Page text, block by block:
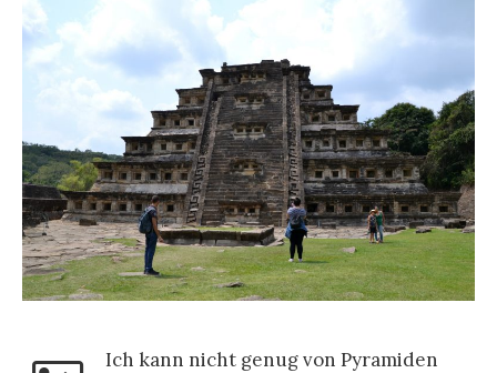
Ich kann nicht genug von Pyramiden